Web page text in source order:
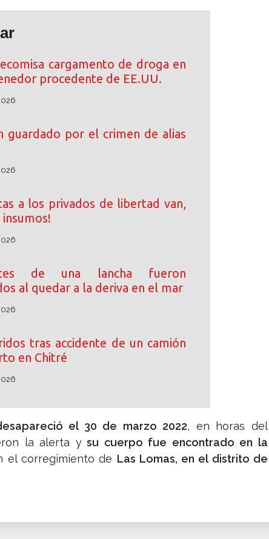
cargamento de droga en
procedente de EE.UU.
guardado por el crimen de alias
a los privados de libertad van,
de una lancha fueron
al quedar a la deriva en el mar
tras accidente de un camión
en Chitré
el 30 de marzo 2022, en horas del
la alerta ysu cuerpo fue encontrado en la
el corregimiento de Las Lomas, en el distrito de